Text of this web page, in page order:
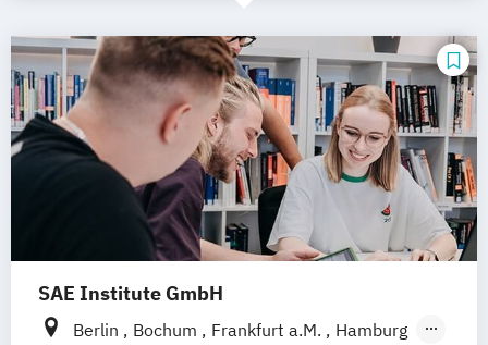
SAE Institute GmbH
Berlin Bochum Frankfurt a.M.
Hamburg